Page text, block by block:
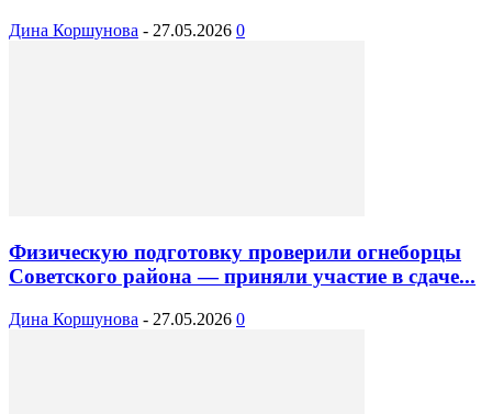
Дина Коршунова - 27.05.2026 0
Физическую подготовку проверили огнеборцы
Советского района — приняли участие в сдаче...
Дина Коршунова - 27.05.2026 0